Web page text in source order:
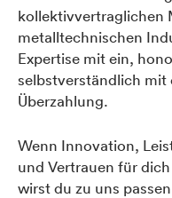
kollektivvertraglichen
metalltechnischen
Expertise mit ein,
selbstverständlich mit
Überzahlung.
Wenn Innovation,
und Vertrauen für
wirst du zu uns